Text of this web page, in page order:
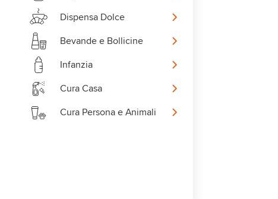
Dispensa Dolce
Bevande e Bollicine
Infanzia
Cura Casa
Cura Persona e Animali